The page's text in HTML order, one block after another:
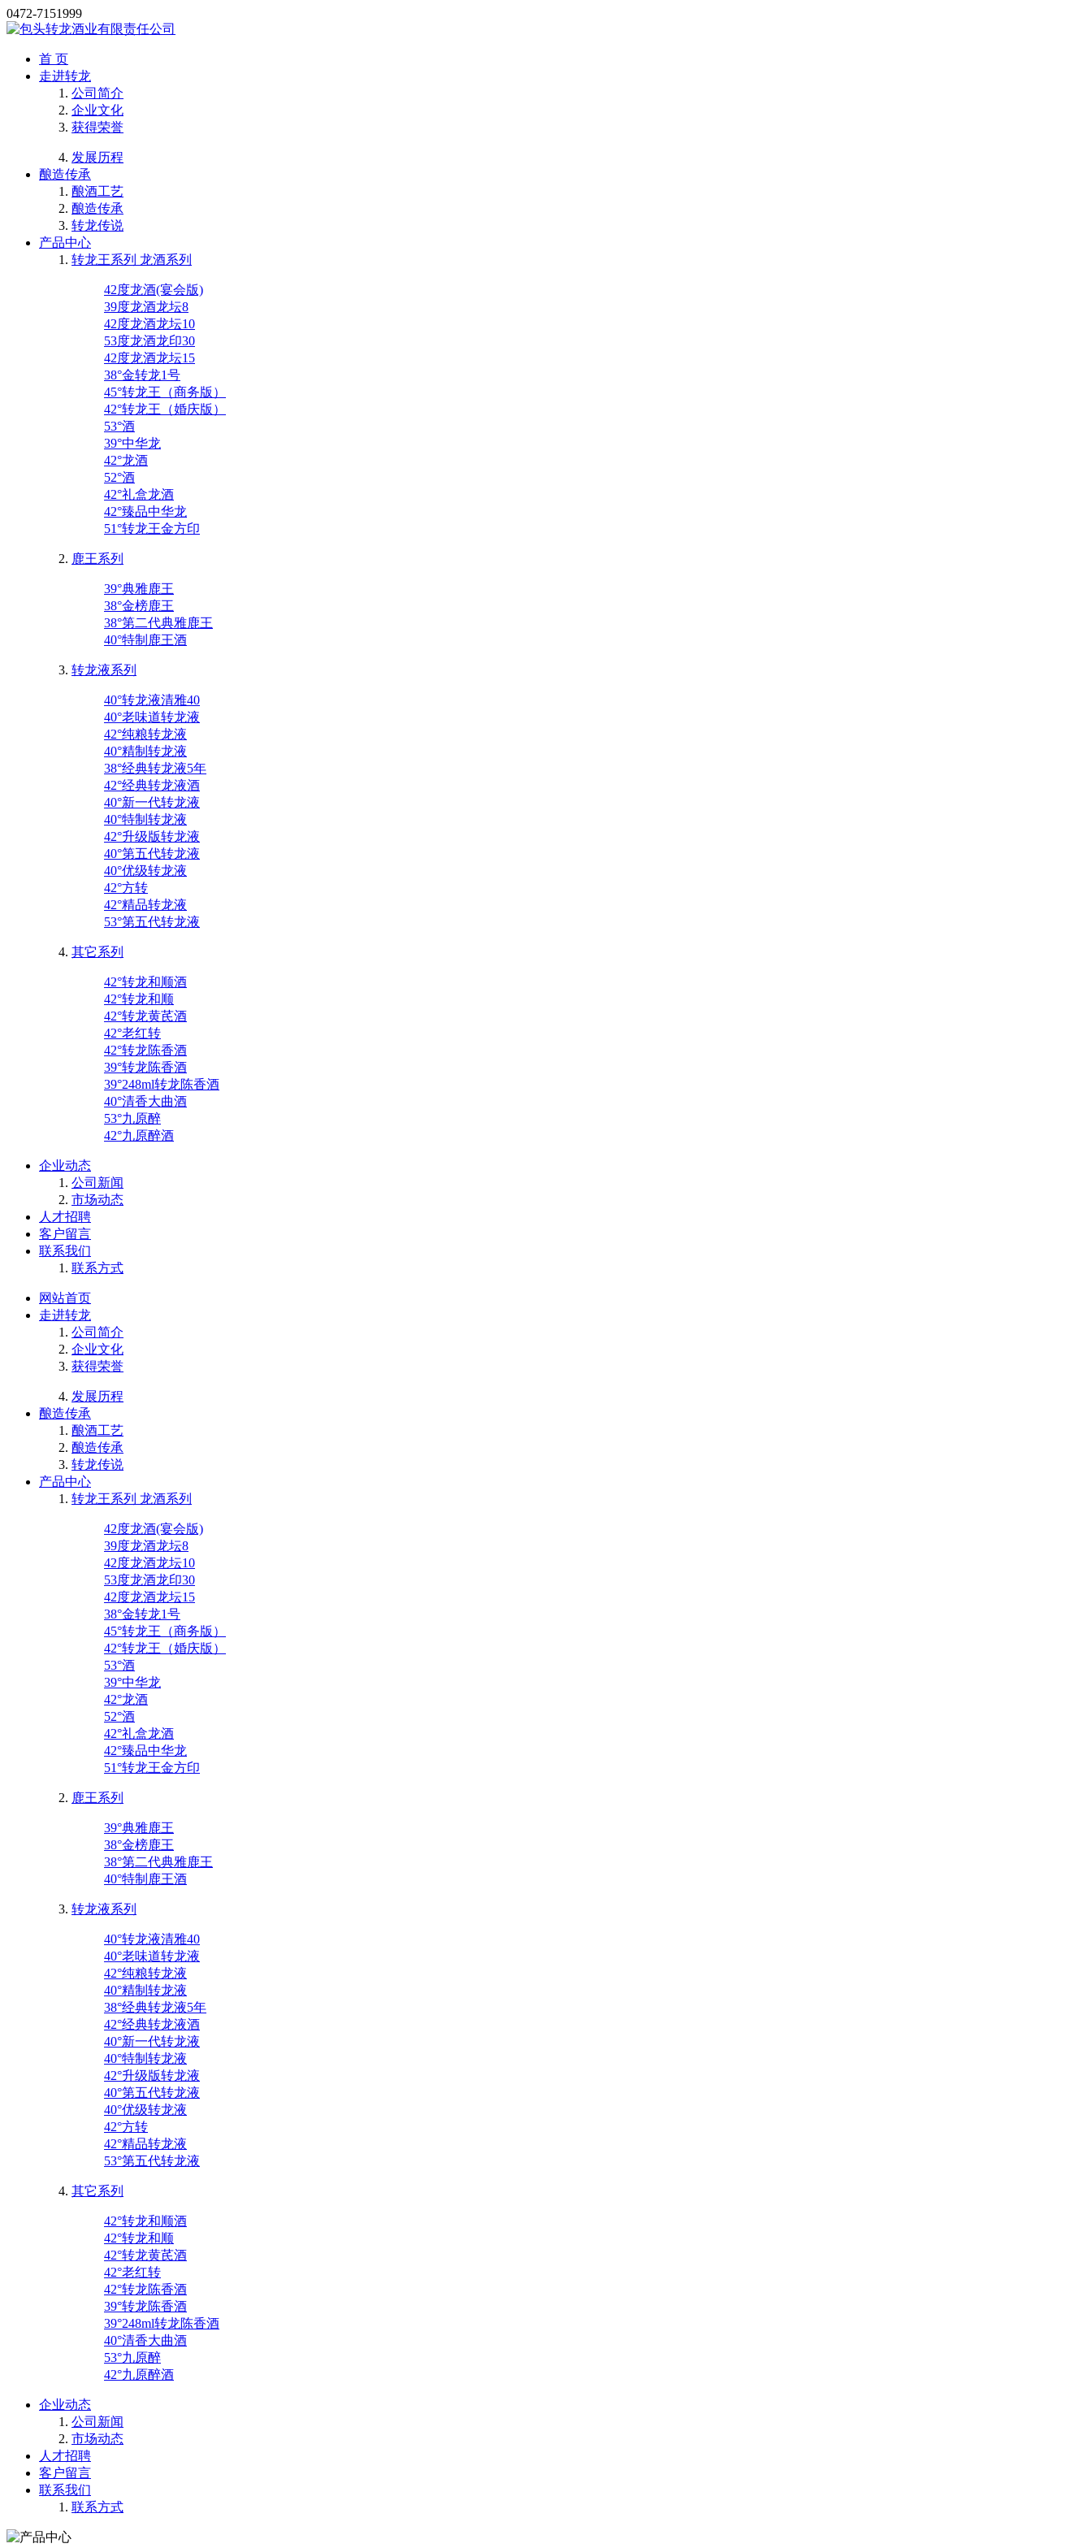
0472-7151999
首 页
走进转龙
公司简介
企业文化
获得荣誉
发展历程
酿造传承
酿酒工艺
酿造传承
转龙传说
产品中心
转龙王系列 龙酒系列
42度龙酒(宴会版)
39度龙酒龙坛8
42度龙酒龙坛10
53度龙酒龙印30
42度龙酒龙坛15
38°金转龙1号
45°转龙王（商务版）
42°转龙王（婚庆版）
53°酒
39°中华龙
42°龙酒
52°酒
42°礼盒龙酒
42°臻品中华龙
51°转龙王金方印
鹿王系列
39°典雅鹿王
38°金榜鹿王
38°第二代典雅鹿王
40°特制鹿王酒
转龙液系列
40°转龙液清雅40
40°老味道转龙液
42°纯粮转龙液
40°精制转龙液
38°经典转龙液5年
42°经典转龙液酒
40°新一代转龙液
40°特制转龙液
42°升级版转龙液
40°第五代转龙液
40°优级转龙液
42°方转
42°精品转龙液
53°第五代转龙液
其它系列
42°转龙和顺酒
42°转龙和顺
42°转龙黄芪酒
42°老红转
42°转龙陈香酒
39°转龙陈香酒
39°248ml转龙陈香酒
40°清香大曲酒
53°九原醉
42°九原醉酒
企业动态
公司新闻
市场动态
人才招聘
客户留言
联系我们
联系方式
网站首页
走进转龙
公司简介
企业文化
获得荣誉
发展历程
酿造传承
酿酒工艺
酿造传承
转龙传说
产品中心
转龙王系列 龙酒系列
42度龙酒(宴会版)
39度龙酒龙坛8
42度龙酒龙坛10
53度龙酒龙印30
42度龙酒龙坛15
38°金转龙1号
45°转龙王（商务版）
42°转龙王（婚庆版）
53°酒
39°中华龙
42°龙酒
52°酒
42°礼盒龙酒
42°臻品中华龙
51°转龙王金方印
鹿王系列
39°典雅鹿王
38°金榜鹿王
38°第二代典雅鹿王
40°特制鹿王酒
转龙液系列
40°转龙液清雅40
40°老味道转龙液
42°纯粮转龙液
40°精制转龙液
38°经典转龙液5年
42°经典转龙液酒
40°新一代转龙液
40°特制转龙液
42°升级版转龙液
40°第五代转龙液
40°优级转龙液
42°方转
42°精品转龙液
53°第五代转龙液
其它系列
42°转龙和顺酒
42°转龙和顺
42°转龙黄芪酒
42°老红转
42°转龙陈香酒
39°转龙陈香酒
39°248ml转龙陈香酒
40°清香大曲酒
53°九原醉
42°九原醉酒
企业动态
公司新闻
市场动态
人才招聘
客户留言
联系我们
联系方式